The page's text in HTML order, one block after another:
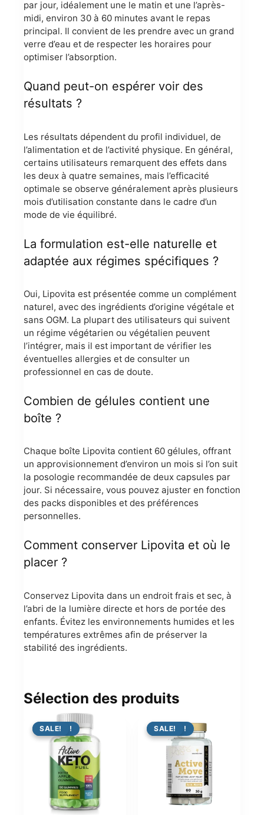
par jour, idéalement une le matin et une l’après-
midi, environ 30 à 60 minutes avant le repas
principal. Il convient de les prendre avec un grand
verre d’eau et de respecter les horaires pour
optimiser l’absorption.
Quand peut-on espérer voir des
résultats ?
Les résultats dépendent du profil individuel, de
l’alimentation et de l’activité physique. En général,
certains utilisateurs remarquent des effets dans
les deux à quatre semaines, mais l’efficacité
optimale se observe généralement après plusieurs
mois d’utilisation constante dans le cadre d’un
mode de vie équilibré.
La formulation est-elle naturelle et
adaptée aux régimes spécifiques ?
Oui, Lipovita est présentée comme un complément
naturel, avec des ingrédients d’origine végétale et
sans OGM. La plupart des utilisateurs qui suivent
un régime végétarien ou végétalien peuvent
l’intégrer, mais il est important de vérifier les
éventuelles allergies et de consulter un
professionnel en cas de doute.
Combien de gélules contient une
boîte ?
Chaque boîte Lipovita contient 60 gélules, offrant
un approvisionnement d’environ un mois si l’on suit
la posologie recommandée de deux capsules par
jour. Si nécessaire, vous pouvez ajuster en fonction
des packs disponibles et des préférences
personnelles.
Comment conserver Lipovita et où le
placer ?
Conservez Lipovita dans un endroit frais et sec, à
l’abri de la lumière directe et hors de portée des
enfants. Évitez les environnements humides et les
températures extrêmes afin de préserver la
stabilité des ingrédients.
Sélection des produits
PROMO !
SALE! PROMO !
SALE!